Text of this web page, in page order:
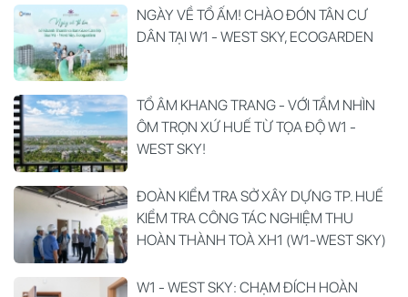
NGÀY VỀ TỔ ẤM! CHÀO ĐÓN TÂN CƯ
DÂN TẠI W1 - WEST SKY, ECOGARDEN
TỔ ÂM KHANG TRANG - VỚI TẦM NHÌN
ÔM TRỌN XỨ HUẾ TỪ TỌA ĐỘ W1 -
WEST SKY!
ĐOÀN KIỂM TRA SỞ XÂY DỰNG TP. HUẾ
KIỂM TRA CÔNG TÁC NGHIỆM THU
HOÀN THÀNH TOÀ XH1 (W1-WEST SKY)
W1 - WEST SKY: CHẠM ĐÍCH HOÀN